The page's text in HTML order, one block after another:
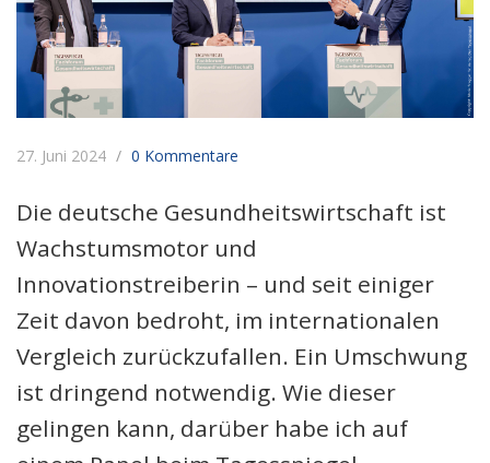
27. Juni 2024 0 Kommentare
Die deutsche Gesundheitswirtschaft ist
Wachstumsmotor und
Innovationstreiberin – und seit einiger
Zeit davon bedroht, im internationalen
Vergleich zurückzufallen. Ein Umschwung
ist dringend notwendig. Wie dieser
gelingen kann, darüber habe ich auf